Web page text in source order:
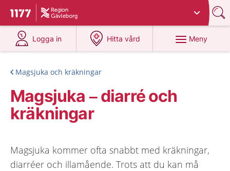
Till startsidan för 1177
Du har valt region
Logga in
på 1177.se
Hitta vård
på 1177.se
Meny
Magsjuka och kräkningar
Magsjuka – diarré och
kräkningar
Magsjuka kommer ofta snabbt med kräkningar,
diarréer och illamående. Trots att du kan må